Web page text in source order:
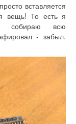
вставляется
вещь! То есть я
собираю всю
- забыл.